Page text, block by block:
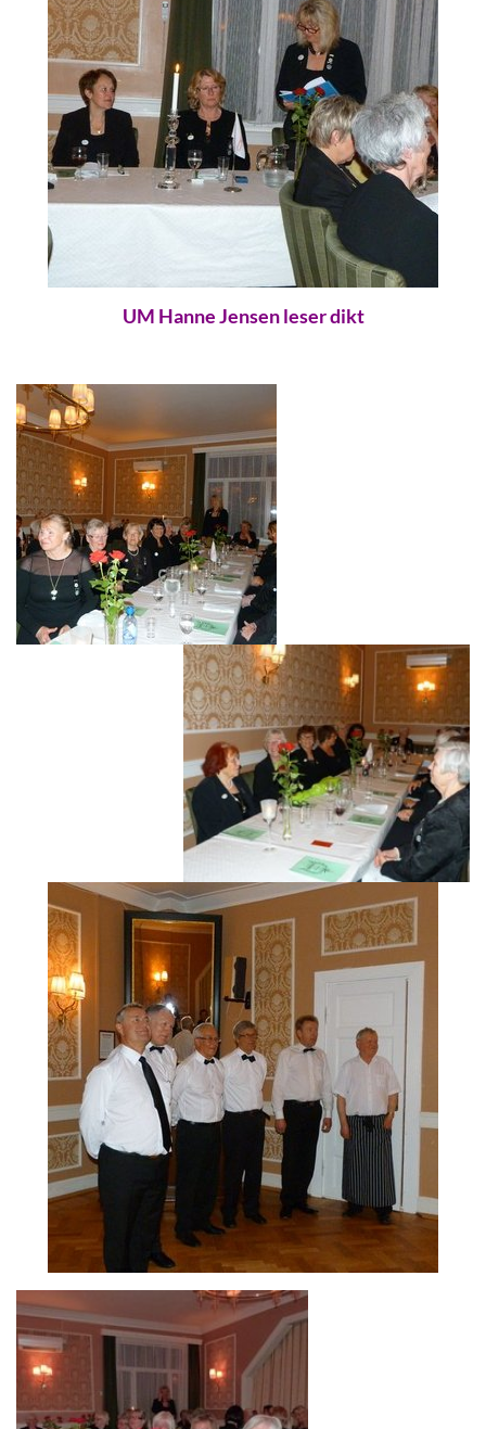
UM Hanne Jensen leser dikt